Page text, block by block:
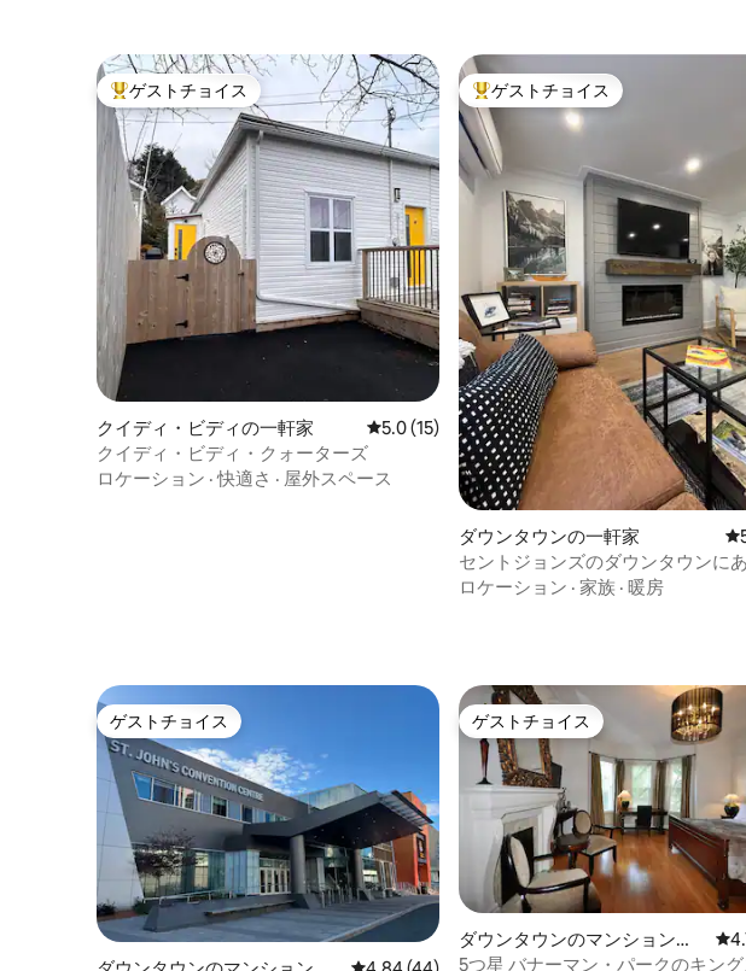
大好評のゲストチョイスです。
ゲストチョイス
クイディ・ビディの一軒家 レビュー15件、5つ星中5.0つ星の平均評価
5.0 (15)
クイディ・ビディ・クォーターズ
ロケーション ·快適さ · 屋外スペース
大好評のゲストチョイスです。
ゲストチョイス
ダウンタウンの一軒家
セントジョンズのダウンタウンに
Jellybean Luxury
ロケーション · 家族 · 暖房
ゲストチョイス
ゲストチョイス ゲストチョイス
ゲストチョイス
ダウンタウンのマンション・
アパート
レ
5つ星 バナーマン・パークのキング